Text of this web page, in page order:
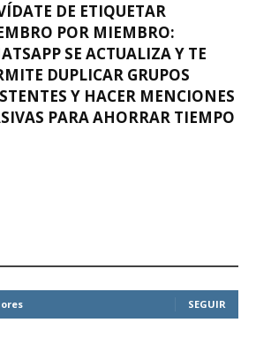
DE ETIQUETAR
POR MIEMBRO:
SE ACTUALIZA Y TE
DUPLICAR GRUPOS
Y HACER MENCIONES
PARA AHORRAR TIEMPO
SEGUIR